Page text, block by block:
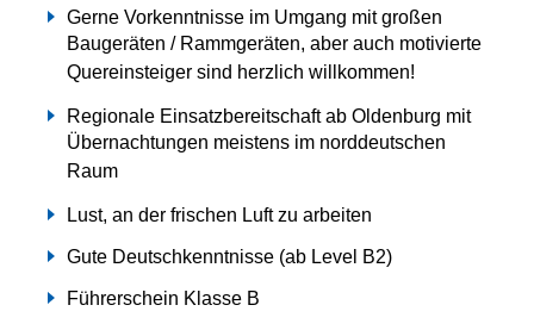
Gerne Vorkenntnisse im Umgang mit großen
Baugeräten / Rammgeräten, aber auch motivierte
Quereinsteiger sind herzlich willkommen!
Regionale Einsatzbereitschaft ab Oldenburg mit
Übernachtungen meistens im norddeutschen
Raum
Lust, an der frischen Luft zu arbeiten
Gute Deutschkenntnisse (ab Level B2)
Führerschein Klasse B